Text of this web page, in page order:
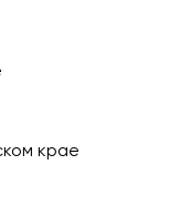
крае